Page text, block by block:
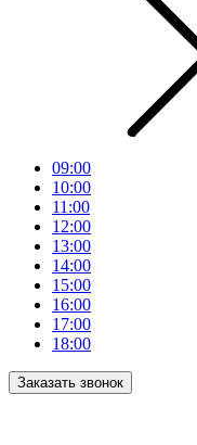
09:00
10:00
11:00
12:00
13:00
14:00
15:00
16:00
17:00
18:00
Заказать звонок